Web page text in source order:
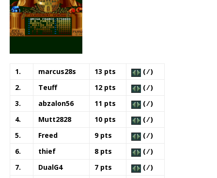
1. marcus28s 13 pts
( ⁄ )
2.
Teuff 12 pts
( ⁄ )
3.
abzalon56 11 pts
( ⁄ )
4.
Mutt2828 10 pts
( ⁄ )
5.
Freed 9 pts
( ⁄ )
6.
thief 8 pts
( ⁄ )
7.
DualG4 7 pts
( ⁄ )